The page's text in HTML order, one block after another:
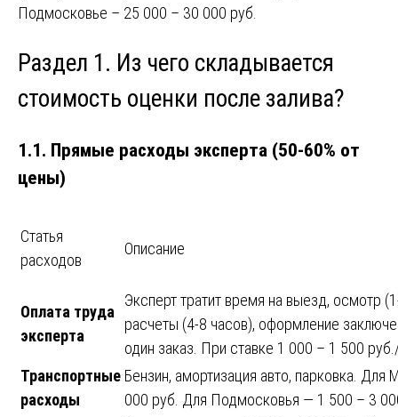
Подмосковье – 25 000 – 30 000 руб.
Раздел 1. Из чего складывается
стоимость оценки после залива?
1.1. Прямые расходы эксперта (50-60% от
цены)
Статья
расходов
Описание
Оплата труда
эксперта
Эксперт тратит время на выезд, осмотр
расчеты (4-8 часов), оформление
один заказ. При ставке 1 000 – 1 500
Транспортные
расходы
Бензин, амортизация авто, парковка.
000 руб. Для Подмосковья — 1 500 – 3